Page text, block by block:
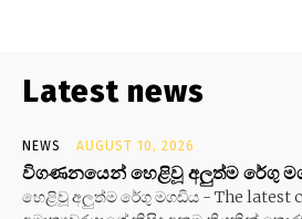
Latest news
NEWS AUGUST 10, 2026
විගණනයෙන් හෙළිවූ අලුත්ම රේගු
හෙළිවූ අලුත්ම රේගු මගඩිය - The latest